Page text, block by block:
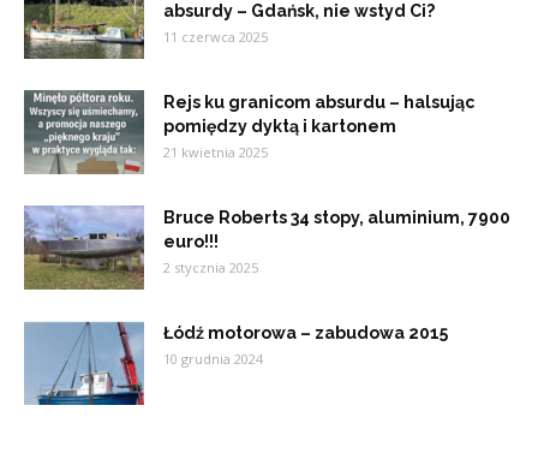
absurdy – Gdańsk, nie wstyd Ci?
11 czerwca 2025
Rejs ku granicom absurdu – halsując
pomiędzy dyktą i kartonem
21 kwietnia 2025
Bruce Roberts 34 stopy, aluminium, 7900
euro!!!
2 stycznia 2025
Łódź motorowa – zabudowa 2015
10 grudnia 2024